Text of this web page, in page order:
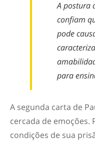
A postura
confiam
pode
para
A segunda carta de
cercada de emoções.
condições de sua